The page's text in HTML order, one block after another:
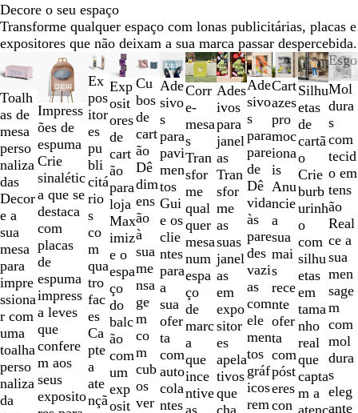
Decore o seu espaço
Transforme qualquer espaço com lonas publicitárias, placas e
expositores que não deixam a sua marca passar despercebida.
Novas opções
Toalh
as de
mesa
perso
naliza
das
Decor
e a
sua
mesa
para
impre
ssiona
r com
uma
toalha
perso
naliza
da
Novas opções
Impress
ões de
espuma
Crie
sinalétic
a que se
destaca
com
placas
de
espuma
impress
a leves
que
confere
m aos
seus
exposito
Ex
pos
itor
es
pu
bli
citá
rio
s
co
m
qua
tro
fac
es
Ca
pte
a
ate
nçã
Exp
osit
ores
de
cart
ão
para
loja
Max
imiz
e o
espa
ço
do
balc
ão
com
um
exp
osit
Cu
bos
de
cart
ão
Dê
dim
ens
ão
à
sua
me
nsa
ge
m
co
m
cub
os
ver
Ade
sivo
s
para
pavi
men
tos
Gui
e os
clie
ntes
para
a
sua
ofer
ta
com
auto
cola
ntes
Novas opções
Corr
e-
mesa
s
Tran
sfor
me
qual
quer
mesa
num
espa
ço
de
marc
a
que
ince
ntive
Novas opções
Ades
ivos
para
janel
as
Tran
sfor
me
as
suas
janel
as
em
expo
sitor
es
apela
tivos
que
Novas opções
Ade
sivo
s
para
pare
de
Dê
vida
às
pare
des
vazi
as
com
ele
men
tos
gráf
icos
rem
Cart
azes
pro
moc
iona
is
Anu
ncie
a
sua
mai
s
rece
nte
ofer
ta
com
póst
eres
con
Silhu
etas
de
cartã
o
Crie
burb
urinh
o
com
silhu
etas
em
tama
nho
real
que
capta
m a
atenç
Mol
dura
s
com
tecid
o em
tens
ão
Real
ce a
sua
men
sage
m
com
mol
dura
s
eleg
ante
Diapositivos
1
a
2
de
12